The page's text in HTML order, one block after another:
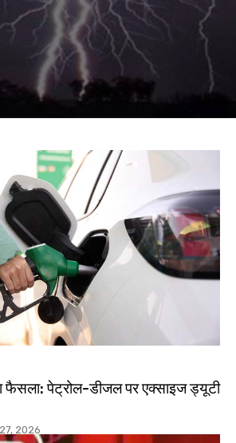
फैसला: पेट्रोल-डीजल पर एक्साइज ड्यूटी
2026